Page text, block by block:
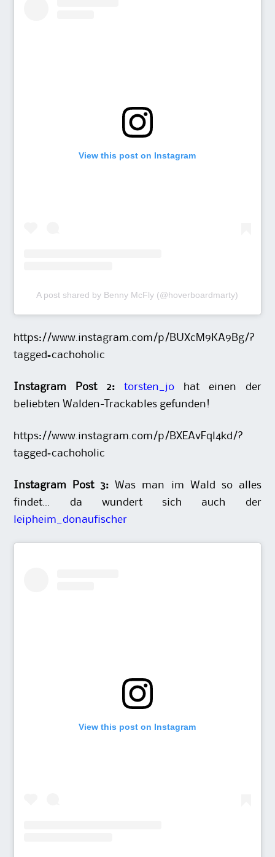
View this post on Instagram
A post shared by Benny McFly (@hoverboardmarty)
https://www.instagram.com/p/BUXcM9KA9Bg/?
tagged=cachoholic
Instagram Post 2: torsten_jo hat einen der
beliebten Walden-Trackables gefunden!
https://www.instagram.com/p/BXEAvFql4kd/?
tagged=cachoholic
Instagram Post 3: Was man im Wald so alles
findet… da wundert sich auch der
leipheim_donaufischer
View this post on Instagram